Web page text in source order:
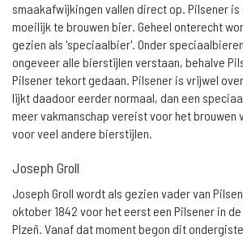
smaakafwijkingen vallen direct op. Pilsener
moeilijk te brouwen bier. Geheel onterecht
gezien als 'speciaalbier'. Onder
ongeveer alle bierstijlen verstaan, behalve
Pilsener tekort gedaan. Pilsener is vrijwel
lijkt daadoor eerder normaal, dan een
meer vakmanschap vereist voor het brouwen
voor veel andere bierstijlen.
Joseph Groll
Joseph Groll wordt als gezien vader van
oktober 1842 voor het eerst een Pilsener in
Plzeñ. Vanaf dat moment begon dit